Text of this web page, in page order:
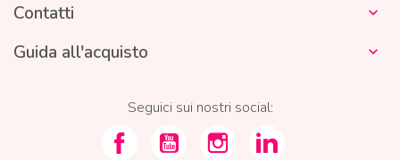
Contatti 
Guida all'acquisto 
Seguici sui nostri social: